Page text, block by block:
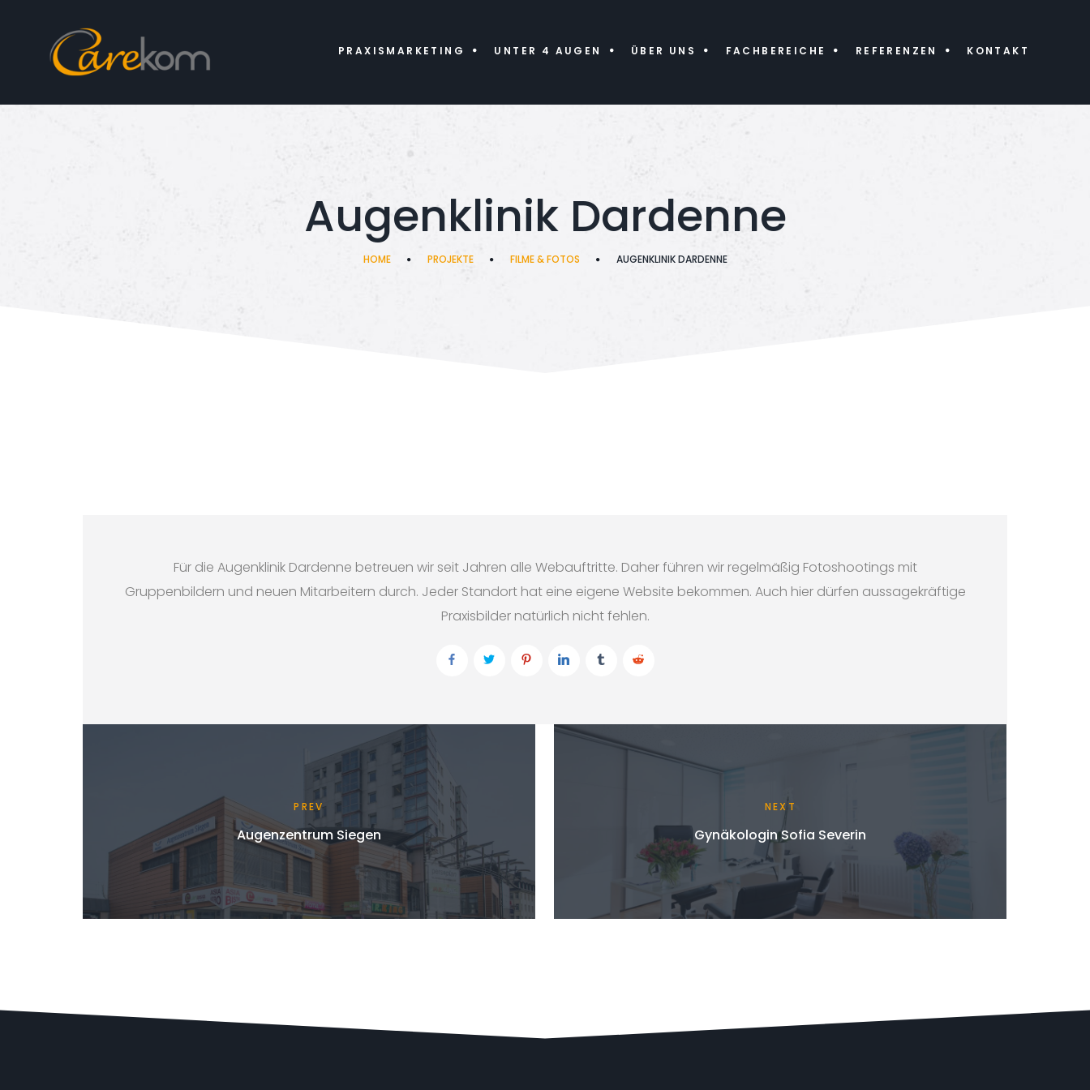
PRAXISMARKETING UNTER 4 AUGEN ÜBER UNS FACHBEREICHE REFERENZEN KONTAKT
Augenklinik Dardenne
HOME PROJEKTE FILME & FOTOS AUGENKLINIK DARDENNE
Für die Augenklinik Dardenne betreuen wir seit Jahren alle Webauftritte. Daher führen wir regelmäßig Fotoshootings mit
Gruppenbildern und neuen Mitarbeitern durch. Jeder Standort hat eine eigene Website bekommen. Auch hier dürfen aussagekräftige
Praxisbilder natürlich nicht fehlen.
PREV
Augenzentrum Siegen
NEXT
Gynäkologin Sofia Severin